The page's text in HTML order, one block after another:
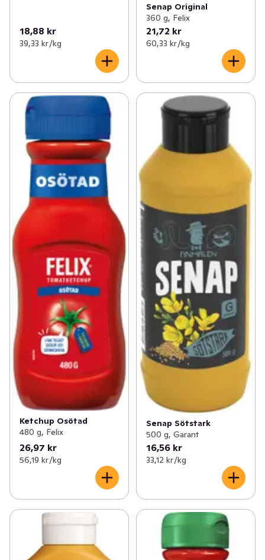
18,88 kr
39,33 kr /kg
Senap Original
360 g, Felix
21,72 kr
60,33 kr /kg
Ketchup Osötad
480 g, Felix
26,97 kr
56,19 kr /kg
Senap Sötstark
500 g, Garant
16,56 kr
33,12 kr /kg